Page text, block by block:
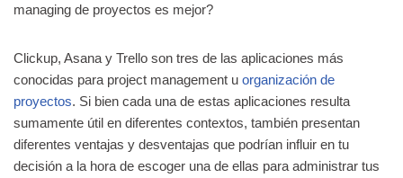
managing de proyectos es mejor?
Clickup, Asana y Trello son tres de las aplicaciones más
conocidas para project management u organización de
proyectos. Si bien cada una de estas aplicaciones resulta
sumamente útil en diferentes contextos, también presentan
diferentes ventajas y desventajas que podrían influir en tu
decisión a la hora de escoger una de ellas para administrar tus